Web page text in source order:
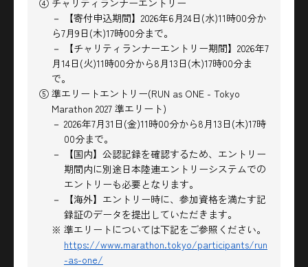
－ 【寄付申込期間】2026年6月24日(水)11時00分か
ら7月9日(木)17時00分まで。
－ 【チャリティランナーエントリー期間】2026年7
月14日(火)11時00分から8月13日(木)17時00分ま
で。
⑤ 準エリートエントリー(RUN as ONE - Tokyo
Marathon 2027 準エリート)
－ 2026年7月31日(金)11時00分から8月13日(木)17時
00分まで。
－ 【国内】公認記録を確認するため、エントリー
期間内に別途日本陸連エントリーシステムでの
エントリーも必要となります。
－ 【海外】エントリー時に、参加資格を満たす記
録証のデータを提出していただきます。
※ 準エリートについては下記をご参照ください。
https://www.marathon.tokyo/participants/run
-as-one/